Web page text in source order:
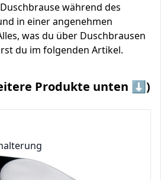
während des
in einer angenehmen
was du über Duschbrausen
du im folgenden Artikel.
Produkte unten ⬇️)